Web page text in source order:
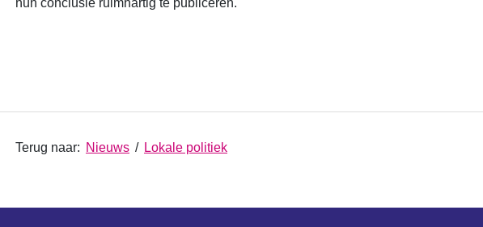
hun conclusie ruimhartig te publiceren.
Terug naar: Nieuws / Lokale politiek